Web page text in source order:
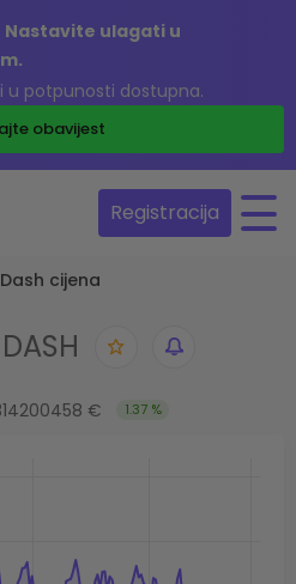
ulagati u
u potpunosti dostupna.
obavijest
Registracija
Dash cijena
DASH
€ 1.37 %